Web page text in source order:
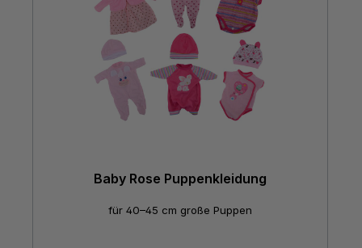
Baby Rose Puppenkleidung
für 40–45 cm große Puppen